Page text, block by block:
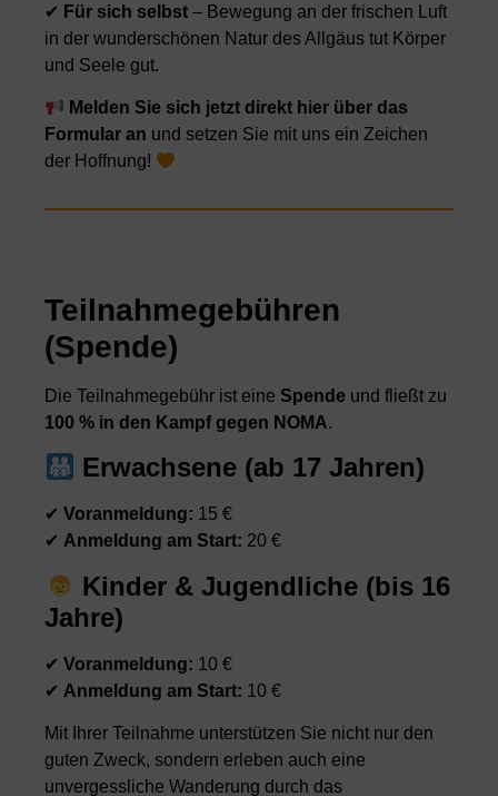
✔ Für sich selbst – Bewegung an der frischen Luft
in der wunderschönen Natur des Allgäus tut Körper
und Seele gut.
Melden Sie sich jetzt direkt hier über das
Formular an und setzen Sie mit uns ein Zeichen
der Hoffnung!
Teilnahmegebühren
(Spende)
Die Teilnahmegebühr ist eine Spende und fließt zu
100 % in den Kampf gegen NOMA.
Erwachsene (ab 17 Jahren)
✔ Voranmeldung: 15 €
✔ Anmeldung am Start: 20 €
Kinder & Jugendliche (bis 16
Jahre)
✔ Voranmeldung: 10 €
✔ Anmeldung am Start: 10 €
Mit Ihrer Teilnahme unterstützen Sie nicht nur den
guten Zweck, sondern erleben auch eine
unvergessliche Wanderung durch das